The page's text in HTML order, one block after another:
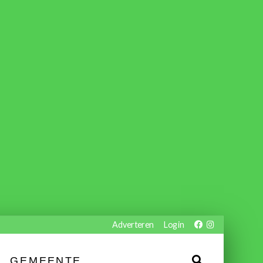
Adverteren Login
GEMEENTE